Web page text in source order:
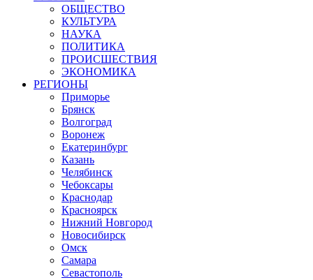
ОБЩЕСТВО
КУЛЬТУРА
НАУКА
ПОЛИТИКА
ПРОИСШЕСТВИЯ
ЭКОНОМИКА
РЕГИОНЫ
Приморье
Брянск
Волгоград
Воронеж
Екатеринбург
Казань
Челябинск
Чебоксары
Краснодар
Красноярск
Нижний Новгород
Новосибирск
Омск
Самара
Севастополь